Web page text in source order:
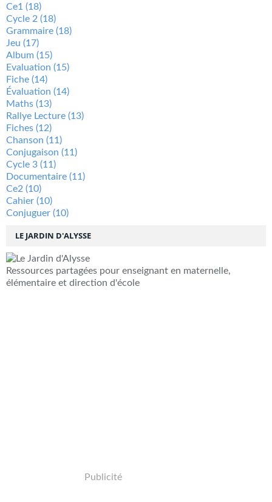
LE JARDIN D'ALYSSE
Ressources partagées pour enseignant en maternelle,
élémentaire et direction d'école
Publicité
Ce1 (18)
Cycle 2 (18)
Grammaire (18)
Jeu (17)
Album (15)
Evaluation (15)
Fiche (14)
Évaluation (14)
Maths (13)
Rallye Lecture (13)
Fiches (12)
Chanson (11)
Conjugaison (11)
Cycle 3 (11)
Documentaire (11)
Ce2 (10)
Cahier (10)
Conjuguer (10)